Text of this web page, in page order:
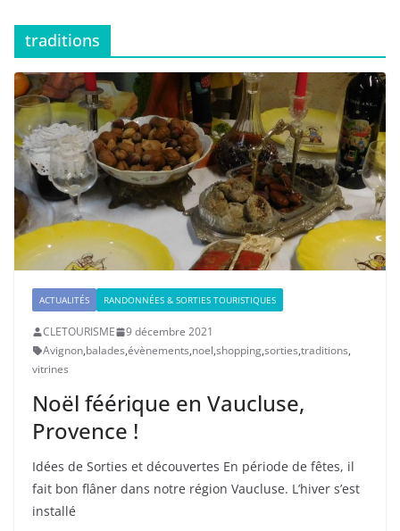
traditions
ACTUALITÉS RANDONNÉES & SORTIES TOURISTIQUES
CLETOURISME
9 décembre 2021
Avignon,balades,évènements,noel,shopping,sorties,traditions,
vitrines
Noël féérique en Vaucluse,
Provence !
Idées de Sorties et découvertes En période de fêtes, il
fait bon flâner dans notre région Vaucluse. L’hiver s’est
installé